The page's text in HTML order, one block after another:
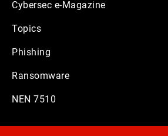
Cybersec e-Magazine
Topics
Phishing
Ransomware
NEN 7510